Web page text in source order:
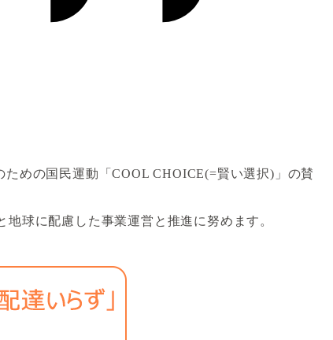
めの国民運動「COOL CHOICE(=賢い選択)」の賛
球に配慮した事業運営と推進に努めます。